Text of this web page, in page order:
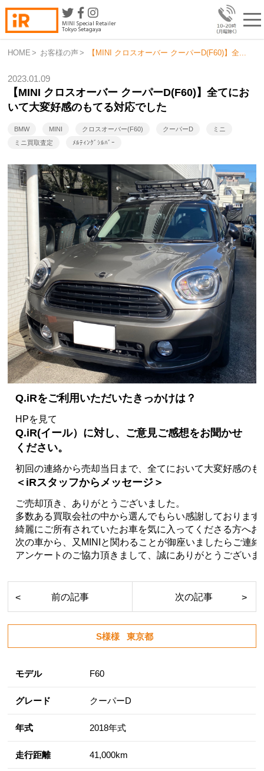
MINI Special Retailer
Tokyo Setagaya
HOME > お客様の声> 【MINI クロスオーバー クーパーD(F60)】全...
2023.01.09
【MINI クロスオーバー クーパーD(F60)】全てにお
いて大変好感のもてる対応でした
BMW MINI クロスオーバー(F60) クーパーD
ミニ
ミニ買取査定
ﾒﾙﾃｨﾝｸﾞｼﾙﾊﾞｰ
Q.iRをご利用いただいたきっかけは？
HPを見て
Q.iR(イール）に対し、ご意見ご感想をお聞かせ
ください。
初回の連絡から売却当日まで、全てにおいて大変好感の
＜iRスタッフからメッセージ＞
ご売却頂き、ありがとうございました。
綺麗にご所有されていたお車を気に入ってくださる方へ
次の車から、又MINIと関わることが御座いましたらご連絡
アンケートのご協力頂きまして、誠にありがとうございま
S様様 東京都
モデル F60
グレード クーパーD
年式 2018年式
走行距離 41,000km